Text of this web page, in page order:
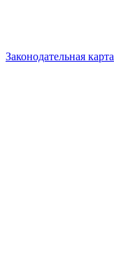
Законодательная карта